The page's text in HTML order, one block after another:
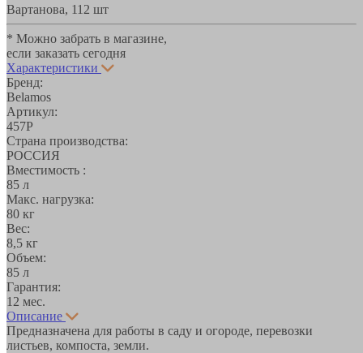
Вартанова, 11 2 шт
* Можно забрать в магазине,
если заказать сегодня
Характеристики
Бренд:
Belamos
Артикул:
457Р
Страна производства:
РОССИЯ
Вместимость :
85 л
Макс. нагрузка:
80 кг
Вес:
8,5 кг
Объем:
85 л
Гарантия:
12 мес.
Описание
Предназначена для работы в саду и огороде, перевозки
листьев, компоста, земли.